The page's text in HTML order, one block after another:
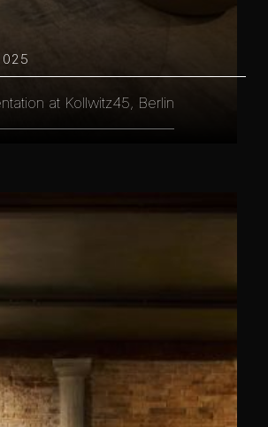
at Kollwitz45, Berlin